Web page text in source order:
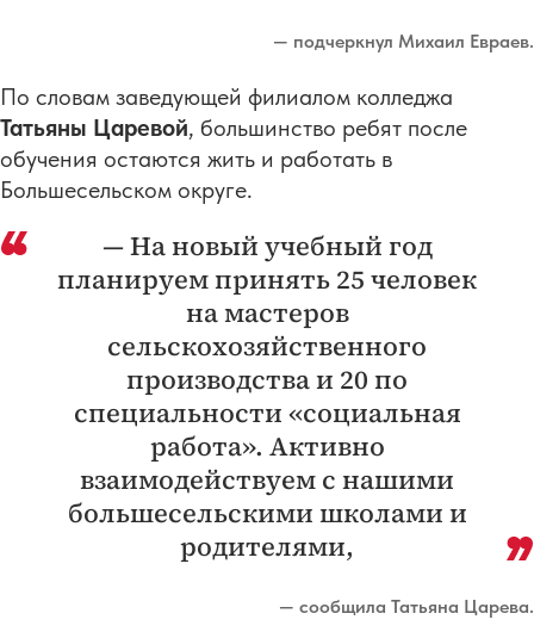
— подчеркнул Михаил Евраев.
По словам заведующей филиалом колледжа
Татьяны Царевой, большинство ребят после
обучения остаются жить и работать в
Большесельском округе.
— На новый учебный год
планируем принять 25 человек
на мастеров
сельскохозяйственного
производства и 20 по
специальности «социальная
работа». Активно
взаимодействуем с нашими
большесельскими школами и
родителями,
— сообщила Татьяна Царева.